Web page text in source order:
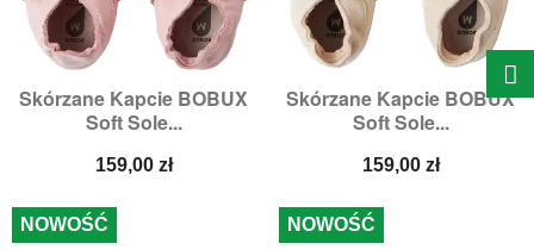
Skórzane Kapcie BOBUX
Soft Sole...
Cena
159,00 zł
Skórzane Kapcie BOBUX
Soft Sole...
Cena
159,00 zł
NOWOŚĆ NOWOŚĆ